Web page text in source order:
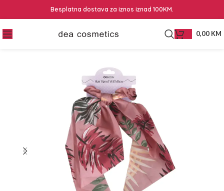
Besplatna dostava za iznos iznad 100KM.
0,00 KM